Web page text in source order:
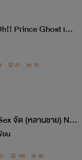
Prince Ghost เจ้า
ร่าง Boy's love [เค
พาะตอนพิเศษ] จบแล้
และภาคพิเศษ พบเจ
21 15
จัด (หลานชาย) Nc
ยน
138 42